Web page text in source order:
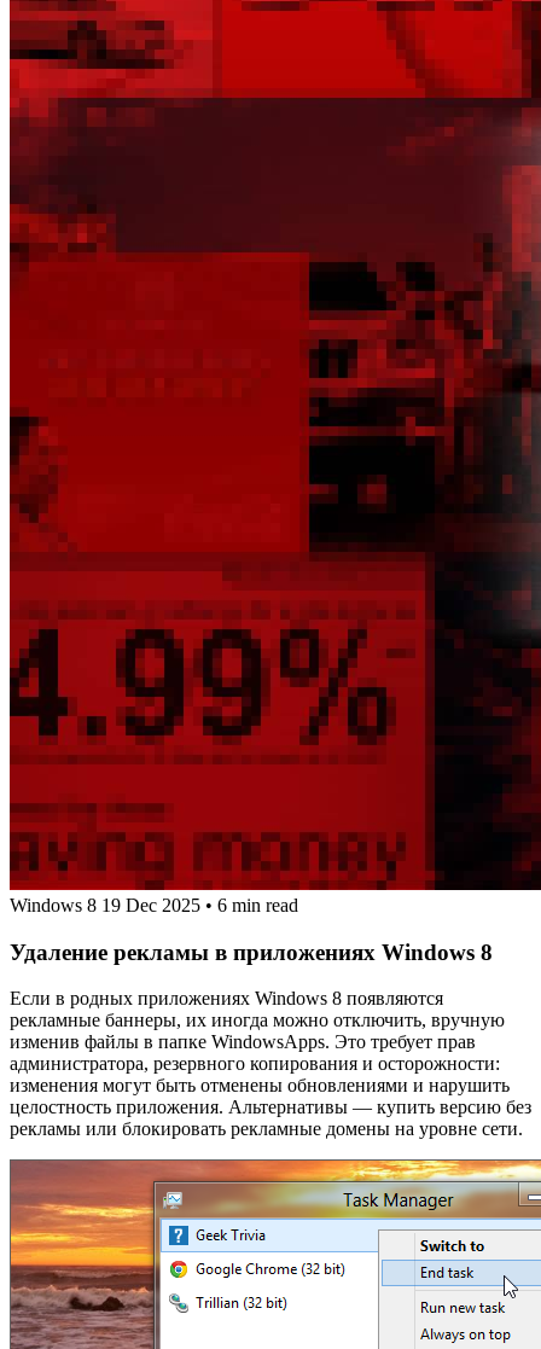
Windows 8 19 Dec 2025 • 6 min read
Удаление рекламы в приложениях Windows 8
Если в родных приложениях Windows 8 появляются
рекламные баннеры, их иногда можно отключить, вручную
изменив файлы в папке WindowsApps. Это требует прав
администратора, резервного копирования и осторожности:
изменения могут быть отменены обновлениями и нарушить
целостность приложения. Альтернативы — купить версию без
рекламы или блокировать рекламные домены на уровне сети.